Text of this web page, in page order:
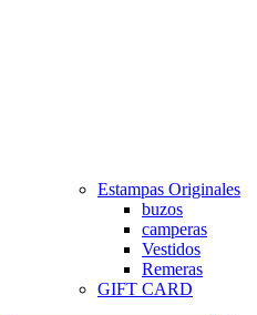
Estampas Originales
buzos
camperas
Vestidos
Remeras
GIFT CARD